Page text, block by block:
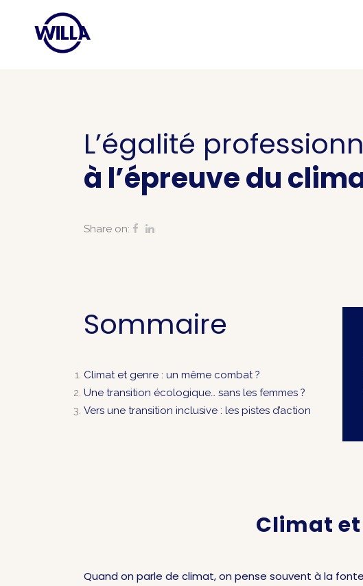
L’égalité
à l’épreuve du
Share on:
Sommaire
Climat et genre : un même combat ?
Une transition écologique… sans les femmes ?
Vers une transition inclusive : les pistes d’action
Climat
Quand on parle de climat, on pense souvent à la